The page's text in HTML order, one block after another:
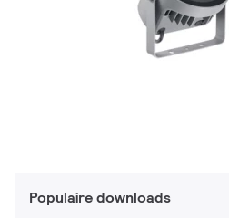
Populaire downloads